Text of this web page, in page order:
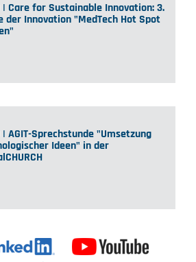
| Care for Sustainable Innovation: 3.
der Innovation "MedTech Hot Spot
| AGIT-Sprechstunde "Umsetzung
Ideen" in der